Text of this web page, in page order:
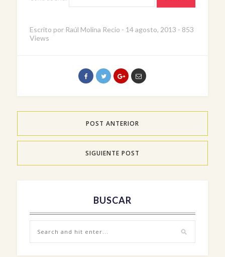
Escrito por Raúl Molina Recio - 14 agosto, 2013 - 853
Views
POST ANTERIOR
SIGUIENTE POST
BUSCAR